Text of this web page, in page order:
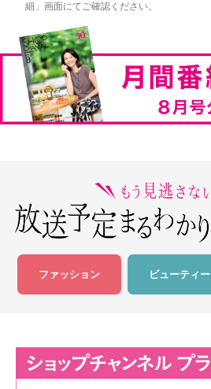
細」画面にてご確認ください。
ファッション ビューティー